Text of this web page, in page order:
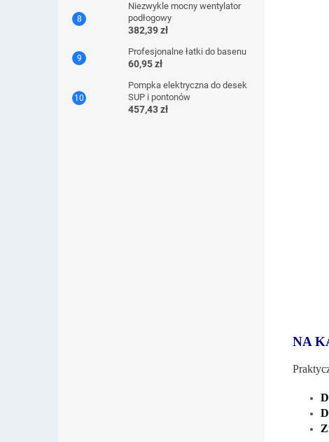
Niezwykle mocny wentylator
podłogowy
382,39 zł
Profesjonalne łatki do basenu
60,95 zł
Pompka elektryczna do desek
SUP i pontonów
457,43 zł
NA